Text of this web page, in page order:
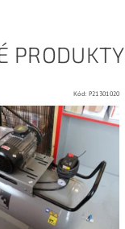
PRODUKTY
Kód: P21301020